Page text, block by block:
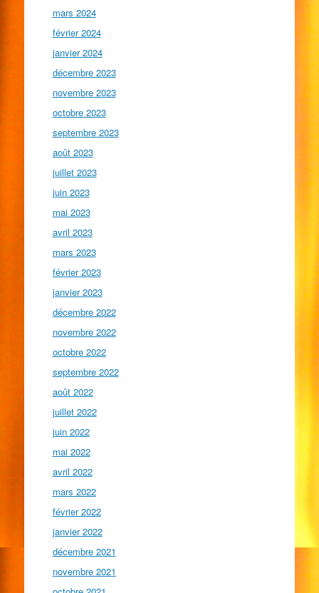
mars 2024
février 2024
janvier 2024
décembre 2023
novembre 2023
octobre 2023
septembre 2023
août 2023
juillet 2023
juin 2023
mai 2023
avril 2023
mars 2023
février 2023
janvier 2023
décembre 2022
novembre 2022
octobre 2022
septembre 2022
août 2022
juillet 2022
juin 2022
mai 2022
avril 2022
mars 2022
février 2022
janvier 2022
décembre 2021
novembre 2021